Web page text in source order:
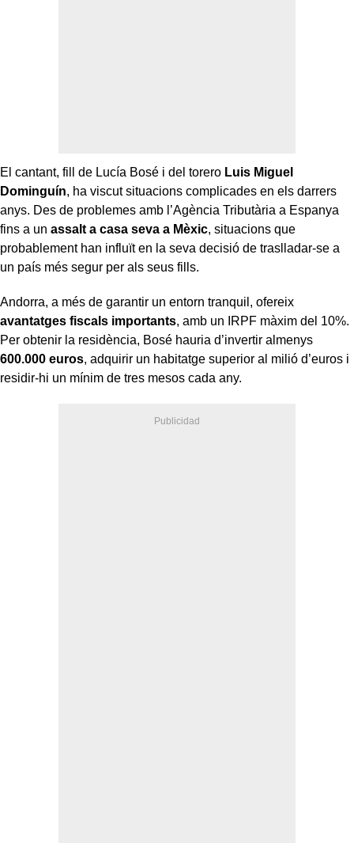
El cantant, fill de Lucía Bosé i del torero Luis Miguel
Dominguín, ha viscut situacions complicades en els darrers
anys. Des de problemes amb l’Agència Tributària a Espanya
fins a un assalt a casa seva a Mèxic, situacions que
probablement han influït en la seva decisió de traslladar-se a
un país més segur per als seus fills.
Andorra, a més de garantir un entorn tranquil, ofereix
avantatges fiscals importants, amb un IRPF màxim del 10%.
Per obtenir la residència, Bosé hauria d’invertir almenys
600.000 euros, adquirir un habitatge superior al milió d’euros i
residir-hi un mínim de tres mesos cada any.